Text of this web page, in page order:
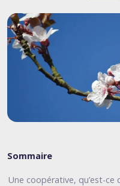
Sommaire
Une coopérative, qu’est-ce